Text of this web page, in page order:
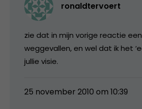
ronaldtervoert
zie dat in mijn vorige reactie
weggevallen, en wel dat ik het
jullie visie.
25 november 2010 om 10:39